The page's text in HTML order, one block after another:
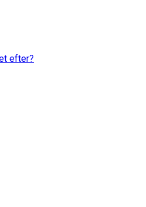
efter?